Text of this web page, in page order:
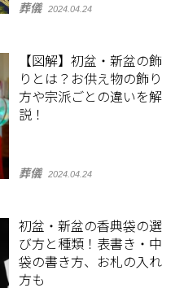
葬儀 2024.04.24
【図解】初盆・新盆の飾
りとは？お供え物の飾り
方や宗派ごとの違いを解
説！
葬儀 2024.04.24
初盆・新盆の香典袋の選
び方と種類！表書き・中
袋の書き方、お札の入れ
方も